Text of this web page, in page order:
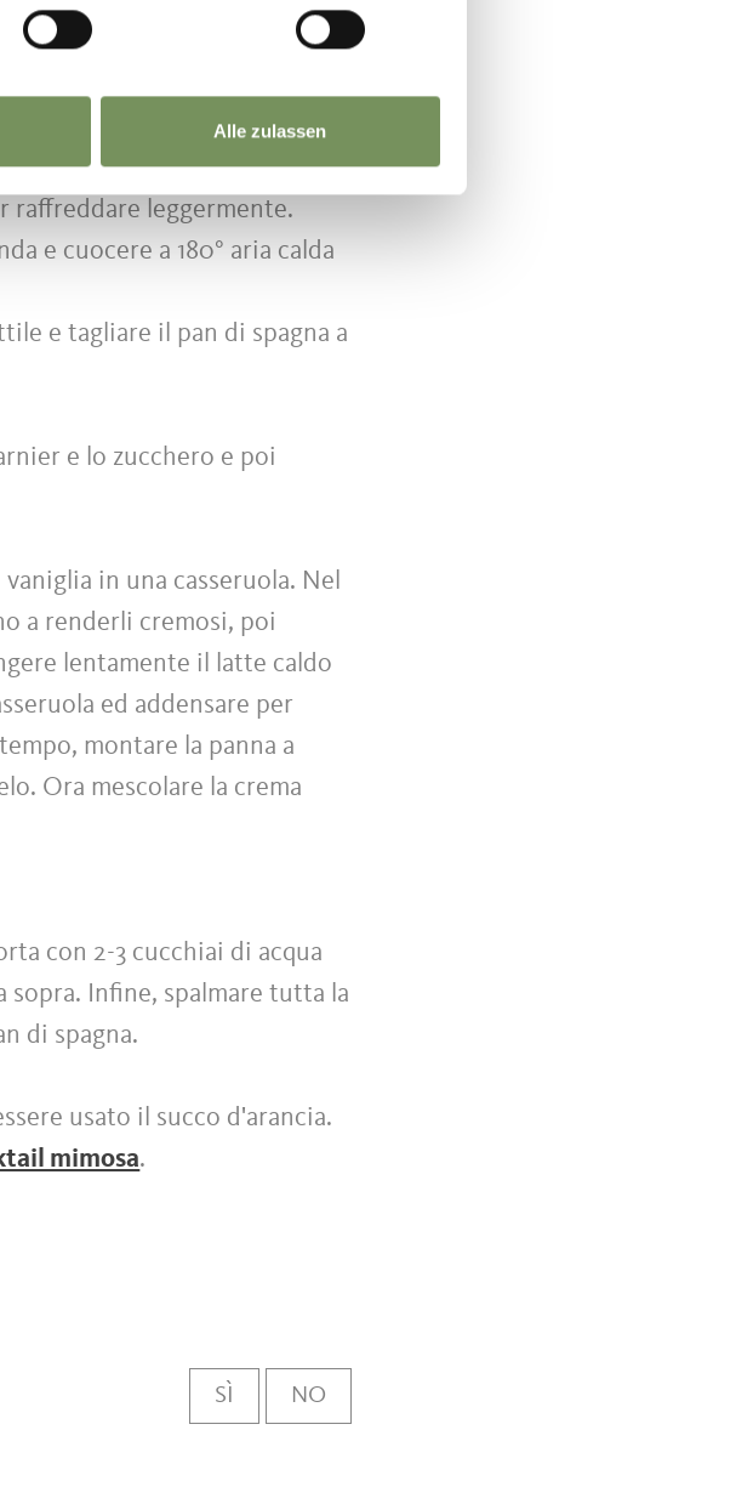
Alle zulassen
a velo. Ora mescolare
sottile su una teglia rivestita
cuocere a 180° aria calda
raffreddare leggermente.
e cuocere a 180° aria calda
e tagliare il pan di spagna a
e lo zucchero e poi
in una casseruola. Nel
a renderli cremosi, poi
lentamente il latte caldo
ed addensare per
montare la panna a
Ora mescolare la crema
con 2-3 cucchiai di acqua
sopra. Infine, spalmare tutta la
di spagna.
usato il succo d'arancia.
mimosa.
SÌ NO